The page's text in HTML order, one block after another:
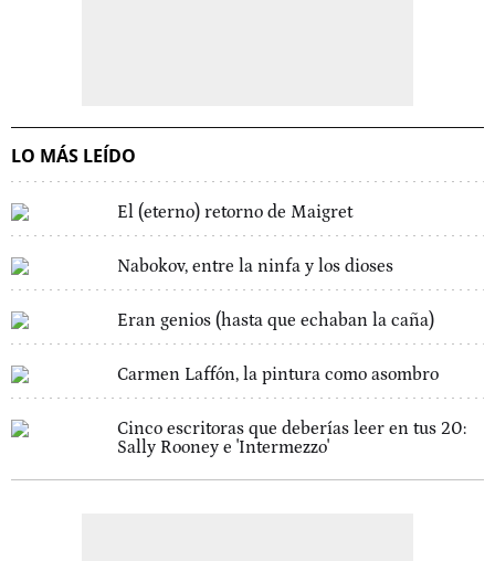
LO MÁS LEÍDO
El (eterno) retorno de Maigret
Nabokov, entre la ninfa y los dioses
Eran genios (hasta que echaban la caña)
Carmen Laffón, la pintura como asombro
Cinco escritoras que deberías leer en tus 20:
Sally Rooney e 'Intermezzo'